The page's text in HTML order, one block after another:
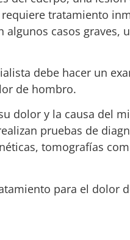
tratamiento
casos graves,
debe hacer un
de hombro.
dolor y la causa del
pruebas de
tomografías
para el dolor